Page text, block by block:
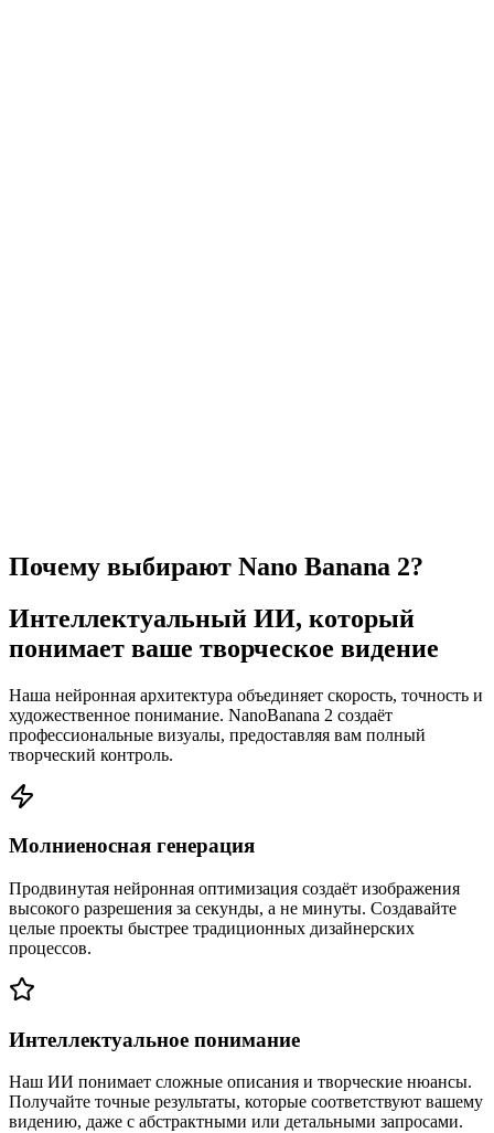
Почему выбирают Nano Banana 2?
Интеллектуальный ИИ, который
понимает ваше творческое видение
Наша нейронная архитектура объединяет скорость, точность и
художественное понимание. NanoBanana 2 создаёт
профессиональные визуалы, предоставляя вам полный
творческий контроль.
Молниеносная генерация
Продвинутая нейронная оптимизация создаёт изображения
высокого разрешения за секунды, а не минуты. Создавайте
целые проекты быстрее традиционных дизайнерских
процессов.
Интеллектуальное понимание
Наш ИИ понимает сложные описания и творческие нюансы.
Получайте точные результаты, которые соответствуют вашему
видению, даже с абстрактными или детальными запросами.